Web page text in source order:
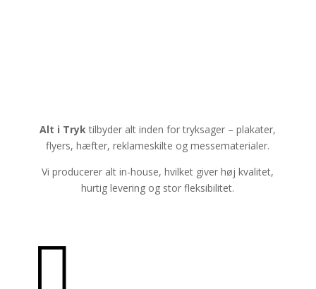
Alt i Tryktilbyder alt inden for tryksager – plakater,
flyers, hæfter, reklameskilte og messematerialer.
Vi producerer alt in-house, hvilket giver høj kvalitet,
hurtig levering og stor fleksibilitet.
